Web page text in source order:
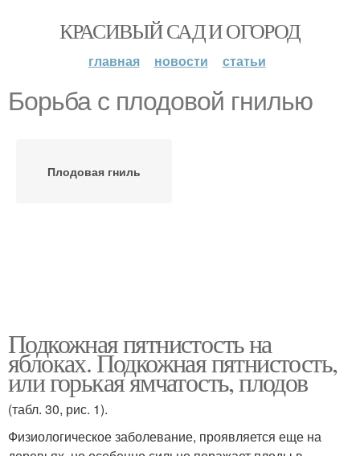
КРАСИВЫЙ САД И ОГОРОД
главная новости статьи
Борьба с плодовой гнилью
Плодовая гниль
Подкожная пятнистость на
яблоках. Подкожная пятнистость,
или горькая ямчатость, плодов
(табл. 30, рис. 1).
Фи­зиологическое заболевание, проявляется еще на